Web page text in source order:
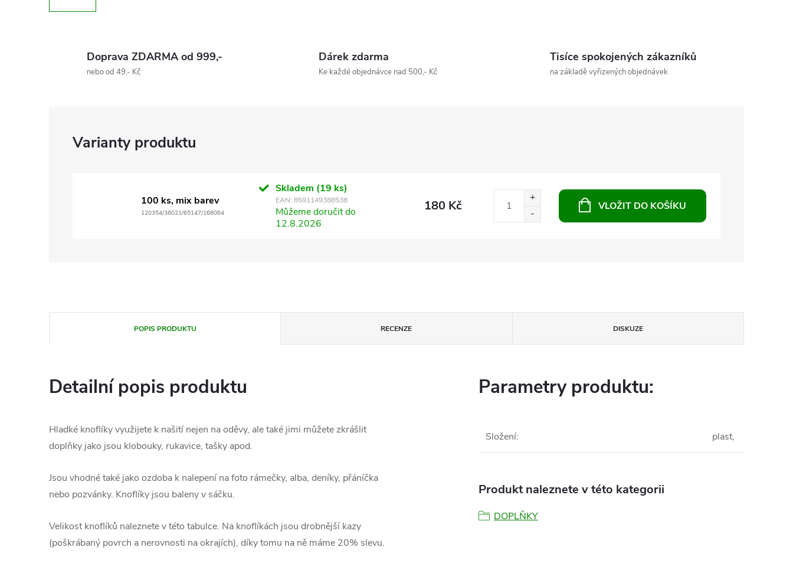
Doprava ZDARMA od 999,-
nebo od 49,- Kč
Dárek zdarma
Ke každé objednávce nad 500,- Kč
Tisíce spokojených zákazníků
na základě vyřizených objednávek
100 ks, mix barev
120354/38021/65147/168064
Skladem (19 ks)
EAN: 8591149388538
Můžeme doručit do
12.8.2026
180 Kč VLOŽIT DO KOŠÍKU
POPIS PRODUKTU RECENZE DISKUZE
Detailní popis produktu
Hladké knoflíky využijete k našití nejen na oděvy, ale také jimi můžete zkrášlit
doplňky jako jsou klobouky, rukavice, tašky apod.
Jsou vhodné také jako ozdoba k nalepení na foto rámečky, alba, deníky, přáníčka
nebo pozvánky. Knoflíky jsou baleny v sáčku.
Velikost knoflíků naleznete v této tabulce. Na knoflíkách jsou drobnější kazy
(poškrábaný povrch a nerovnosti na okrajích), díky tomu na ně máme 20% slevu.
Parametry produktu:
Složení: plast,
Produkt naleznete v této kategorii
DOPLŇKY